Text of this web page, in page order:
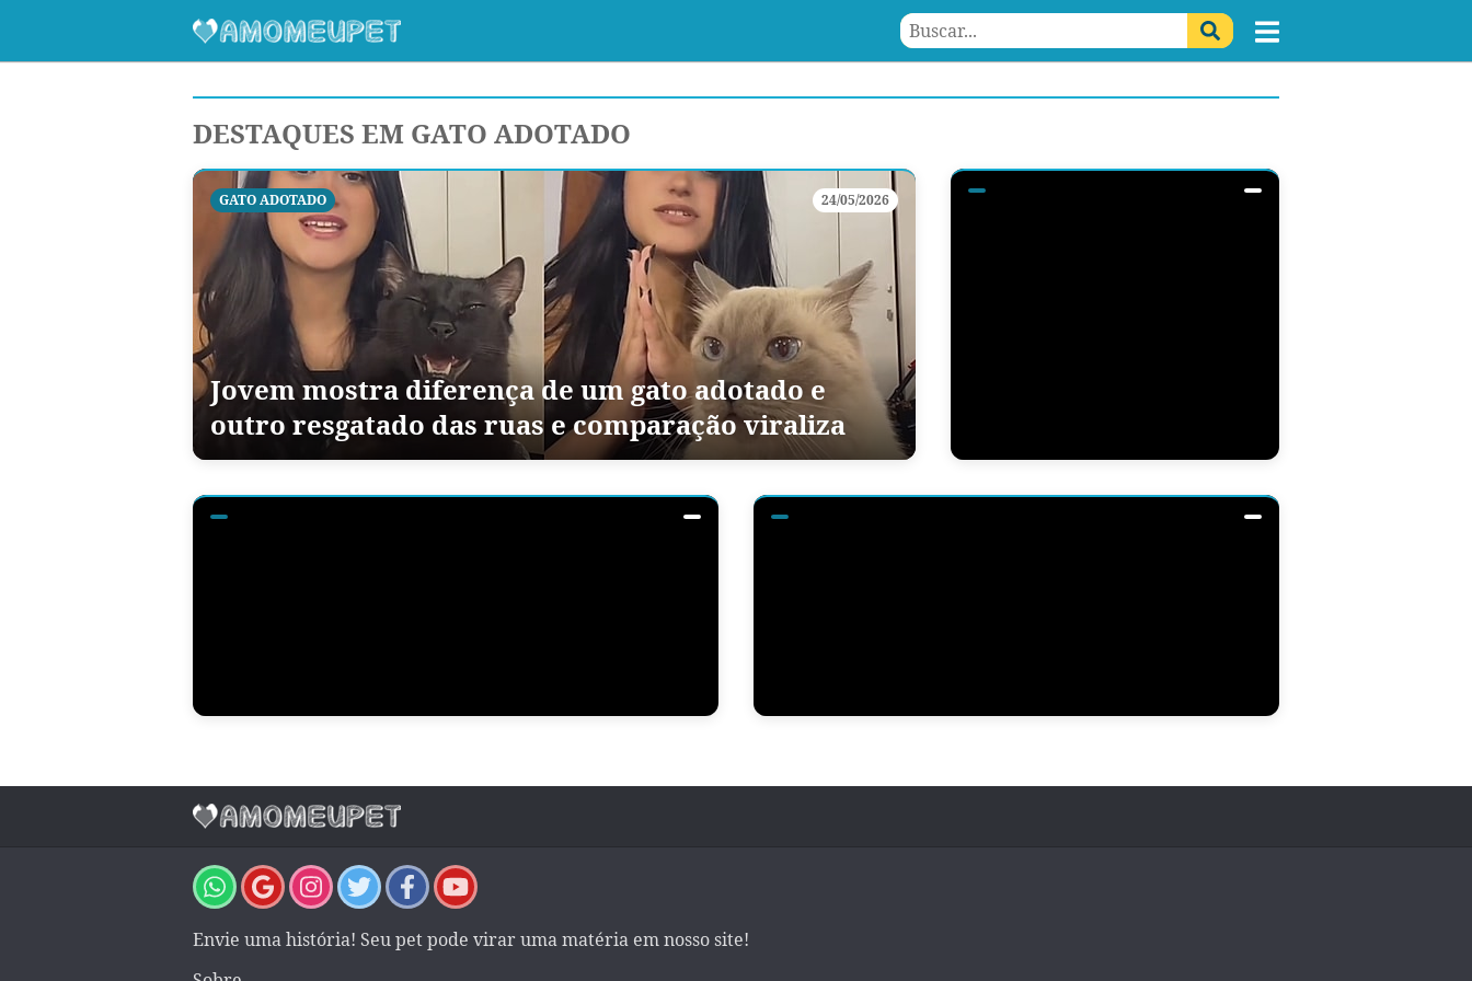
DESTAQUES EM GATO ADOTADO
GATO ADOTADO 24/05/2026
Jovem mostra diferença de um gato adotado e
outro resgatado das ruas e comparação viraliza
Envie uma história! Seu pet pode virar uma matéria em nosso site!